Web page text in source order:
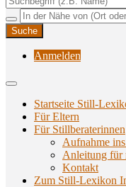
Still-lexikon
Unterstützungsangebote
Anmelden
Startseite Still-
Für Eltern
Für Stillberaterinnen
Aufnahme
Anlei­tung für
Kon­takt
Zum Still-Lexikon